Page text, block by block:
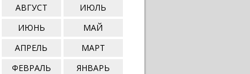
АВГУСТ
ИЮЛЬ
ИЮНЬ
МАЙ
АПРЕЛЬ
МАРТ
ФЕВРАЛЬ
ЯНВАРЬ